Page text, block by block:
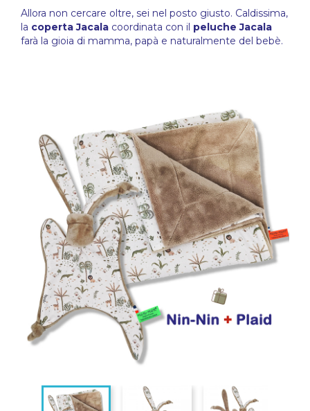
Allora non cercare oltre, sei nel posto giusto. Caldissima,
la coperta Jacala coordinata con il peluche Jacala
farà la gioia di mamma, papà e naturalmente del bebè.